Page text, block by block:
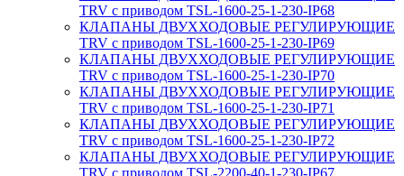
TRV с приводом TSL-1600-25-1-230-IP68
КЛАПАНЫ ДВУХХОДОВЫЕ РЕГУЛИРУЮЩИЕ
TRV с приводом TSL-1600-25-1-230-IP69
КЛАПАНЫ ДВУХХОДОВЫЕ РЕГУЛИРУЮЩИЕ
TRV с приводом TSL-1600-25-1-230-IP70
КЛАПАНЫ ДВУХХОДОВЫЕ РЕГУЛИРУЮЩИЕ
TRV с приводом TSL-1600-25-1-230-IP71
КЛАПАНЫ ДВУХХОДОВЫЕ РЕГУЛИРУЮЩИЕ
TRV с приводом TSL-1600-25-1-230-IP72
КЛАПАНЫ ДВУХХОДОВЫЕ РЕГУЛИРУЮЩИЕ
TRV с приводом TSL-2200-40-1-230-IP67